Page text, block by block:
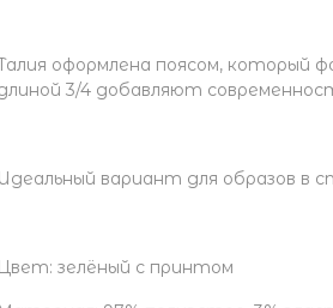
оформлена поясом, который
3/4 добавляют
Идеальный вариант для образов в
Цвет: зелёный с принтом